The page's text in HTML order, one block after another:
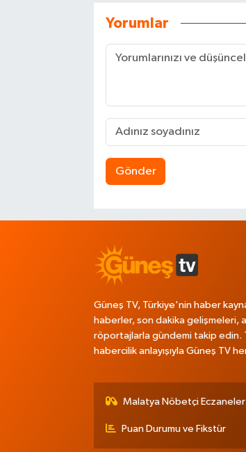
Yorumlar
Gönder
Güneş TV, Türkiye'nin haber
haberler, son dakika gelişmeleri,
röportajlarla gündemi takip edin.
habercilik anlayışıyla Güneş TV
Malatya Nöbetçi Eczaneler
Puan Durumu ve Fikstür